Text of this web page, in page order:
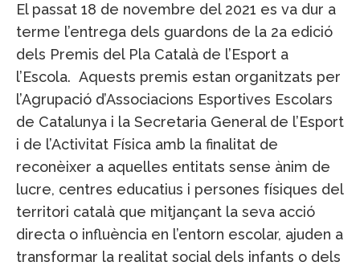
You are here:
El passat 18 de novembre del 2021 es va dur a
terme l’entrega dels guardons de la 2a edició
dels Premis del Pla Català de l’Esport a
l’Escola. Aquests premis estan organitzats per
l’Agrupació d’Associacions Esportives Escolars
de Catalunya i la Secretaria General de l’Esport
i de l’Activitat Física amb la finalitat de
reconèixer a aquelles entitats sense ànim de
lucre, centres educatius i persones físiques del
territori català que mitjançant la seva acció
directa o influència en l’entorn escolar, ajuden a
transformar la realitat social dels infants o dels